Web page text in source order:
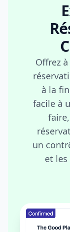
Offrez
à la
facile à
un
et